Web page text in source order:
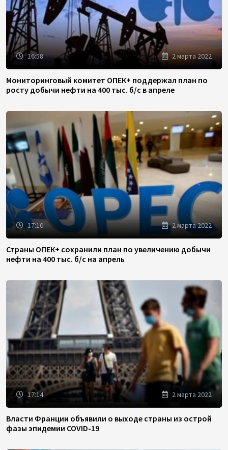
16:58 2 марта 2022
Мониторинговый комитет ОПЕК+ поддержал план по
росту добычи нефти на 400 тыс. б/с в апреле
17:10 2 марта 2022
Страны ОПЕК+ сохранили план по увеличению добычи
нефти на 400 тыс. б/с на апрель
17:14 2 марта 2022
Власти Франции объявили о выходе страны из острой
фазы эпидемии COVID-19